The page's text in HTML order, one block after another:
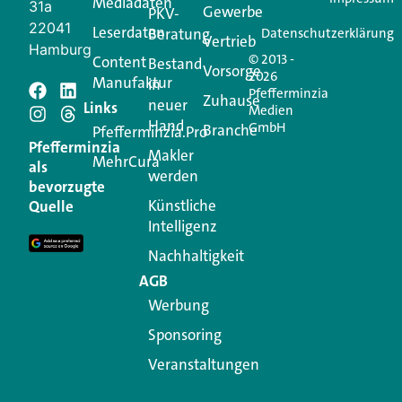
Schreiben Sie einen
Kommentar
Ihre E-Mail-Adresse wird nicht veröffentlicht.
Erforderliche Felder sind mit
Kommentar
31a
22041
Hamburg
Pfefferminzia
als
bevorzugte
Quelle
Leserdaten
Content
Manufaktur
Links
Pfefferminzia.Pro
MehrCura
PKV-
Beratung
Bestand
in
neuer
Hand
Makler
werden
Künstliche
Intelligenz
Nachhaltigkeit
AGB
Werbung
Sponsoring
Veranstaltungen
Gewerbe
Vertrieb
Vorsorge
Zuhause
Branche
© 2013 -
2026
Pfefferminzia
Medien
GmbH
Datenschutzerklärung